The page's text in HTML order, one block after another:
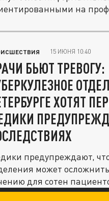
на
15 ИЮНЯ 10:40
БЬЮТ ТРЕВОГУ:
ХОТЯТ
предупреждают,
может
для сотен